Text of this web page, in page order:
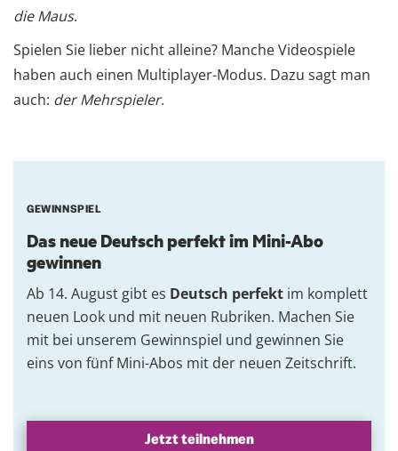
die Maus.
Spielen Sie lieber nicht alleine? Manche Videospiele
haben auch einen Multiplayer-Modus. Dazu sagt man
auch: der Mehrspieler.
GEWINNSPIEL
Das neue Deutsch perfekt im Mini-Abo
gewinnen
Ab 14. August gibt es Deutsch perfekt im komplett
neuen Look und mit neuen Rubriken. Machen Sie
mit bei unserem Gewinnspiel und gewinnen Sie
eins von fünf Mini-Abos mit der neuen Zeitschrift.
Jetzt teilnehmen